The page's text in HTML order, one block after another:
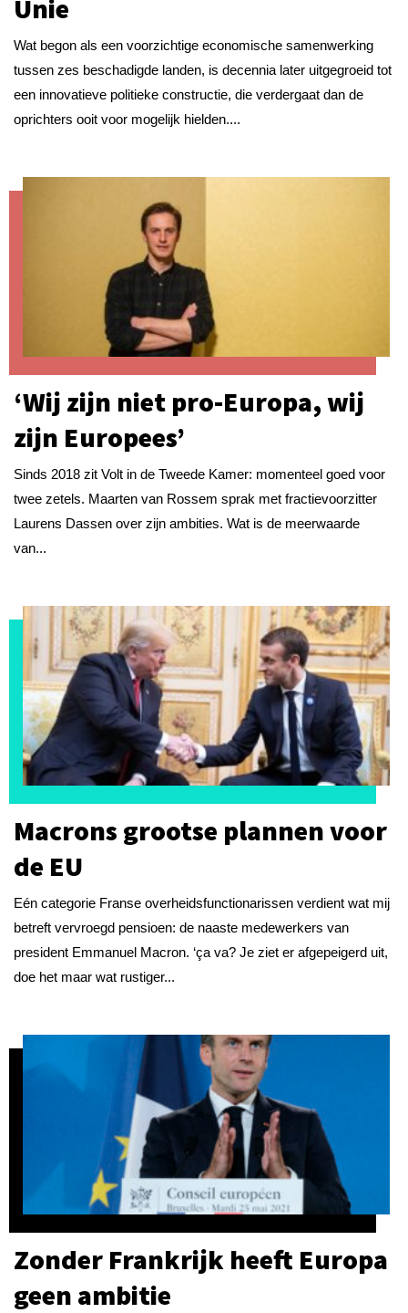
Unie
Wat begon als een voorzichtige economische samenwerking
tussen zes beschadigde landen, is decennia later uitgegroeid tot
een innovatieve politieke constructie, die verdergaat dan de
oprichters ooit voor mogelijk hielden....
‘Wij zijn niet pro-Europa, wij
zijn Europees’
Sinds 2018 zit Volt in de Tweede Kamer: momenteel goed voor
twee zetels. Maarten van Rossem sprak met fractievoorzitter
Laurens Dassen over zijn ambities. Wat is de meerwaarde
van...
Macrons grootse plannen voor
de EU
Eén categorie Franse overheidsfunctionarissen verdient wat mij
betreft vervroegd pensioen: de naaste medewerkers van
president Emmanuel Macron. ‘ça va? Je ziet er afgepeigerd uit,
doe het maar wat rustiger...
Zonder Frankrijk heeft Europa
geen ambitie